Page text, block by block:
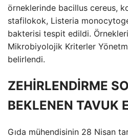
örneklerinde bacillus cereus,
stafilokok, Listeria
bakterisi tespit edildi.
Mikrobiyolojik Kriterler
belirlendi.
ZEHİRLENDİRME
BEKLENEN TAVUK
Gıda mühendisinin 28 Nisan